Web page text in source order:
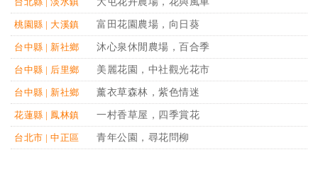
桃園縣 | 大溪鎮 富田花園農場，向日葵
台中縣 | 新社鄉 沐心泉休閒農場，百合季
台中縣 | 后里鄉 美麗花園，中社觀光花市
台中縣 | 新社鄉 薰衣草森林，紫色情迷
花蓮縣 | 鳳林鎮 一村香草屋，四季賞花
台北市 | 中正區 青年公園，尋花問柳